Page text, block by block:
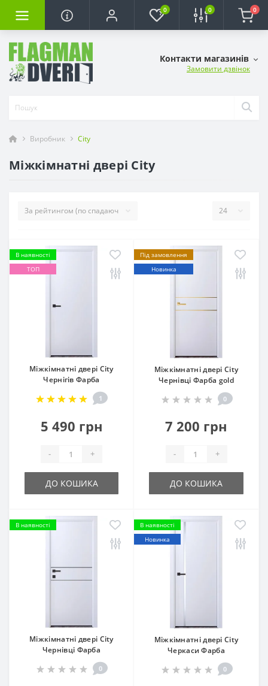
0 0 0
Контакти магазинів
Замовити дзвінок
Виробник City
Міжкімнатні двері City
В наявності
ТОП
Міжкімнатні двері City
Чернігів Фарба
1
5 490 грн
- +
ДО КОШИКА
Під замовлення
Новинка
Міжкімнатні двері City
Чернівці Фарба gold
0
7 200 грн
- +
ДО КОШИКА
В наявності
Міжкімнатні двері City
Чернівці Фарба
0
В наявності
Новинка
Міжкімнатні двері City
Черкаси Фарба
0